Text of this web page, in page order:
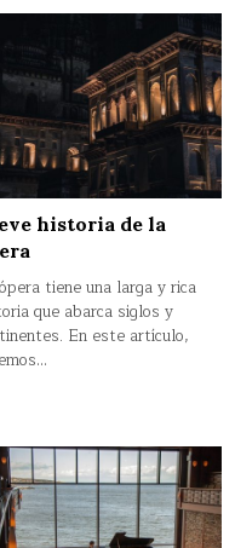
historia de la
tiene una larga y rica
que abarca siglos y
En este artículo,